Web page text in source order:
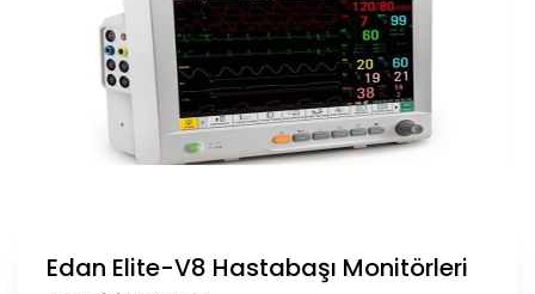
Edan Elite-V8 Hastabaşı Monitörleri